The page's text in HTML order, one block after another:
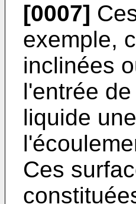
[0007]
exemple,
inclinées
l'entrée
liquide
Ces